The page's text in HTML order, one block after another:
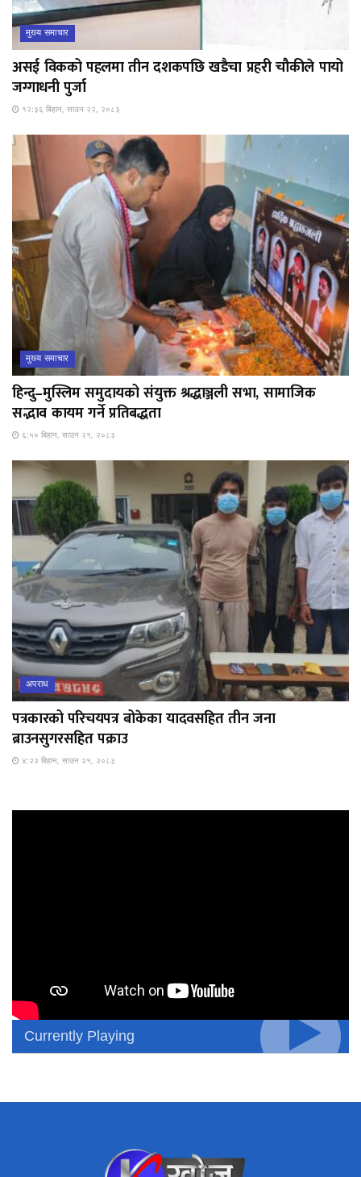
मुख्य समाचार
असई विकको पहलमा तीन दशकपछि खडैचा प्रहरी चौकीले पायो
जग्गाधनी पुर्जा
१२:३६ बिहान, साउन २२, २०८३
मुख्य समाचार
हिन्दु–मुस्लिम समुदायको संयुक्त श्रद्धाञ्जली सभा, सामाजिक
सद्भाव कायम गर्ने प्रतिबद्धता
६:५० बिहान, साउन २१, २०८३
अपराध
पत्रकारको परिचयपत्र बोकेका यादवसहित तीन जना
ब्राउनसुगरसहित पक्राउ
४:२२ बिहान, साउन २१, २०८३
Currently Playing